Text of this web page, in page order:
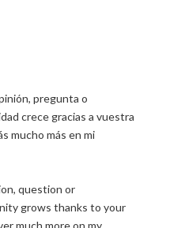
pregunta o
crece gracias a vuestra
mucho más en mi
question or
grows thanks to your
much more on my